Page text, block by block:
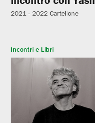
2021 - 2022 Cartellone
Incontri e Libri